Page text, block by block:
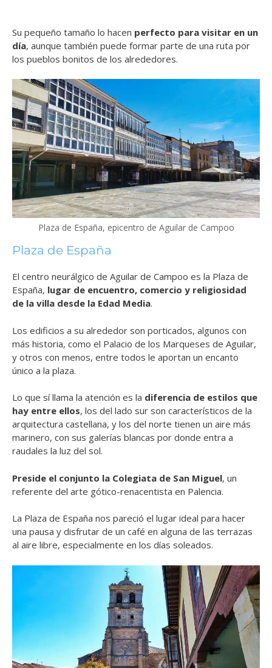
Su pequeño tamaño lo hacen perfecto para visitar en un
día, aunque también puede formar parte de una ruta por
los pueblos bonitos de los alrededores.
Plaza de España, epicentro de Aguilar de Campoo
Plaza de España
El centro neurálgico de Aguilar de Campoo es la Plaza de
España, lugar de encuentro, comercio y religiosidad
de la villa desde la Edad Media.
Los edificios a su alrededor son porticados, algunos con
más historia, como el Palacio de los Marqueses de Aguilar,
y otros con menos, entre todos le aportan un encanto
único a la plaza.
Lo que sí llama la atención es la diferencia de estilos que
hay entre ellos, los del lado sur son característicos de la
arquitectura castellana, y los del norte tienen un aire más
marinero, con sus galerías blancas por donde entra a
raudales la luz del sol.
Preside el conjunto la Colegiata de San Miguel, un
referente del arte gótico-renacentista en Palencia.
La Plaza de España nos pareció el lugar ideal para hacer
una pausa y disfrutar de un café en alguna de las terrazas
al aire libre, especialmente en los días soleados.